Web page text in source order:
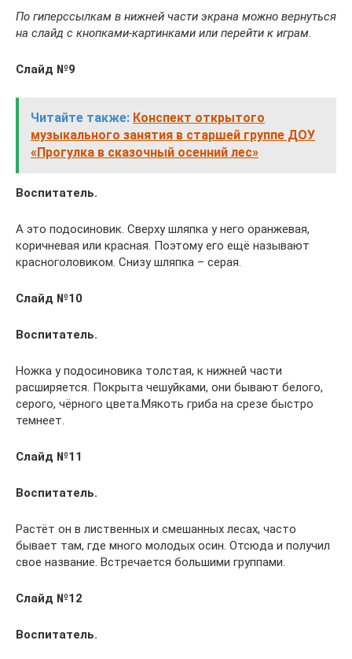
По гиперссылкам в нижней части экрана можно вернуться
на слайд с кнопками-картинками или перейти к играм.
Слайд №9
Читайте также: Конспект открытого
музыкального занятия в старшей группе ДОУ
«Прогулка в сказочный осенний лес»
Воспитатель.
А это подосиновик. Сверху шляпка у него оранжевая,
коричневая или красная. Поэтому его ещё называют
красноголовиком. Снизу шляпка – серая.
Слайд №10
Воспитатель.
Ножка у подосиновика толстая, к нижней части
расширяется. Покрыта чешуйками, они бывают белого,
серого, чёрного цвета.Мякоть гриба на срезе быстро
темнеет.
Слайд №11
Воспитатель.
Растёт он в лиственных и смешанных лесах, часто
бывает там, где много молодых осин. Отсюда и получил
свое название. Встречается большими группами.
Слайд №12
Воспитатель.